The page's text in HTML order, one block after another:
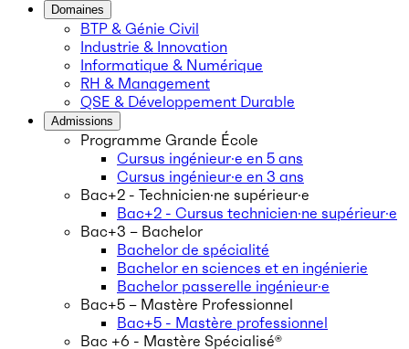
Domaines
BTP & Génie Civil
Industrie & Innovation
Informatique & Numérique
RH & Management
QSE & Développement Durable
Admissions
Programme Grande École
Cursus ingénieur·e en 5 ans
Cursus ingénieur·e en 3 ans
Bac+2 - Technicien·ne supérieur·e
Bac+2 - Cursus technicien·ne supérieur·e
Bac+3 – Bachelor
Bachelor de spécialité
Bachelor en sciences et en ingénierie
Bachelor passerelle ingénieur·e
Bac+5 – Mastère Professionnel
Bac+5 - Mastère professionnel
Bac +6 - Mastère Spécialisé®